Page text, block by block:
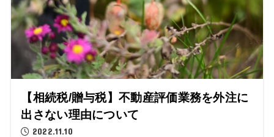
【相続税/贈与税】不動産評価業務を外注に
出さない理由について
2022.11.10